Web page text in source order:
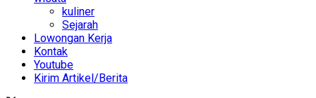
kuliner
Sejarah
Lowongan Kerja
Kontak
Youtube
Kirim Artikel/Berita